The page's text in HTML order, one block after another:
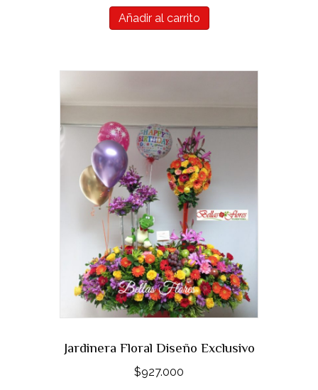
original
era:
Añadir al carrito
Jardinera Floral Diseño Exclusivo
$927.000